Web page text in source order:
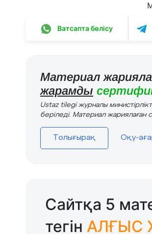
Ватсапта бөлісу
Материал
жарамды
Ustaz tilegi журналы
беріледі. Материал жариялаған
Толығырақ Оқу-
Сайтқа 5
тегін АЛҒЫС